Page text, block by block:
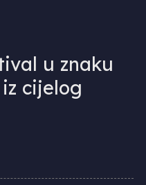
u znaku
cijelog